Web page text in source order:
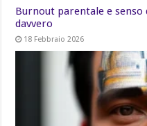
Burnout parentale e
davvero
18 Febbraio 2026